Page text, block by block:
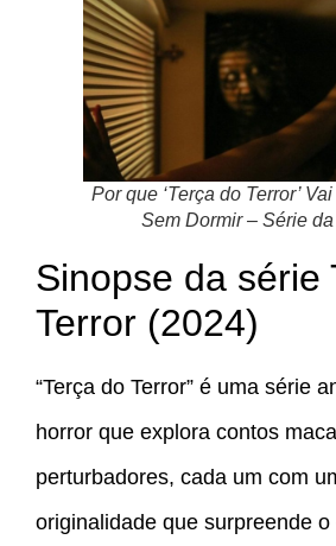
Por que ‘Terça do Terror’
Sem Dormir – Série
Sinopse da série
Terror (2024)
“Terça do Terror” é uma série
horror que explora contos
perturbadores, cada um com
originalidade que surpreende o